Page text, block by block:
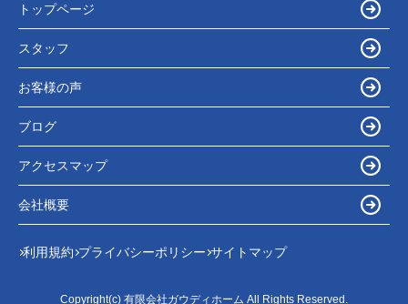
トップページ
スタッフ
お客様の声
ブログ
アクセスマップ
会社概要
利用規約 プライバシーポリシー サイトマップ
Copyright(c) 有限会社ガウディホーム All Rights Reserved.